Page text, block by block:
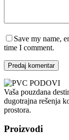
Save my name,
time I comment.
Predaj komentar
Vaša pouzdana
dugotrajna rešenja
prostora.
Proizvodi